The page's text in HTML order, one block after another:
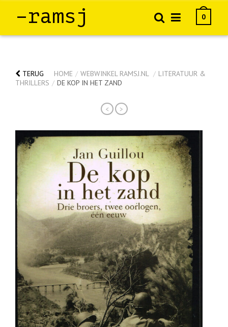
–ramsj 0
TERUG HOME / WEBWINKEL RAMSJ.NL / LITERATUUR &
THRILLERS / DE KOP IN HET ZAND
< >